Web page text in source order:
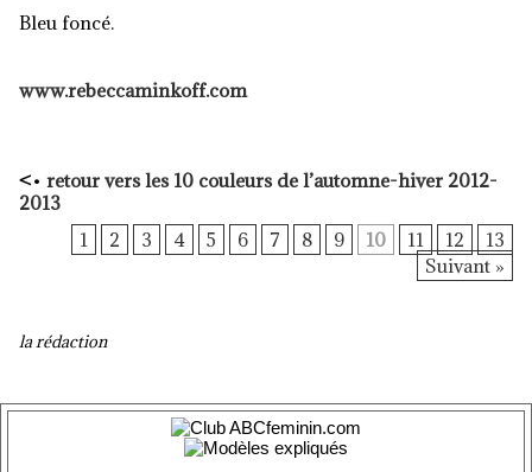
Bleu foncé.
www.rebeccaminkoff.com
<• retour versles 10 couleurs de l’automne-hiver 2012-
2013
1
2 3 4 5 6 7 8 9 10 11 12
13
Suivant »
la rédaction